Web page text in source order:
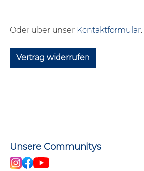
Oder über unser Kontaktformular.
Vertrag widerrufen
Unsere Communitys